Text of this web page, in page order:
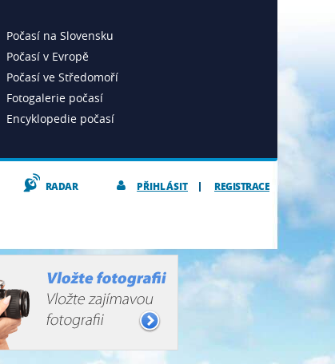
Počasí na Slovensku
Počasí v Evropě
Počasí ve Středomoří
Fotogalerie počasí
Encyklopedie počasí
RADAR REGISTRACE
PŘIHLÁSIT